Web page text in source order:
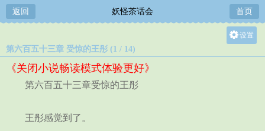
返回 妖怪茶话会 首页
设置
第六百五十三章 受惊的王彤 (1 / 14)
《关闭小说畅读模式体验更好》
第六百五十三章受惊的王彤
王彤感觉到了。